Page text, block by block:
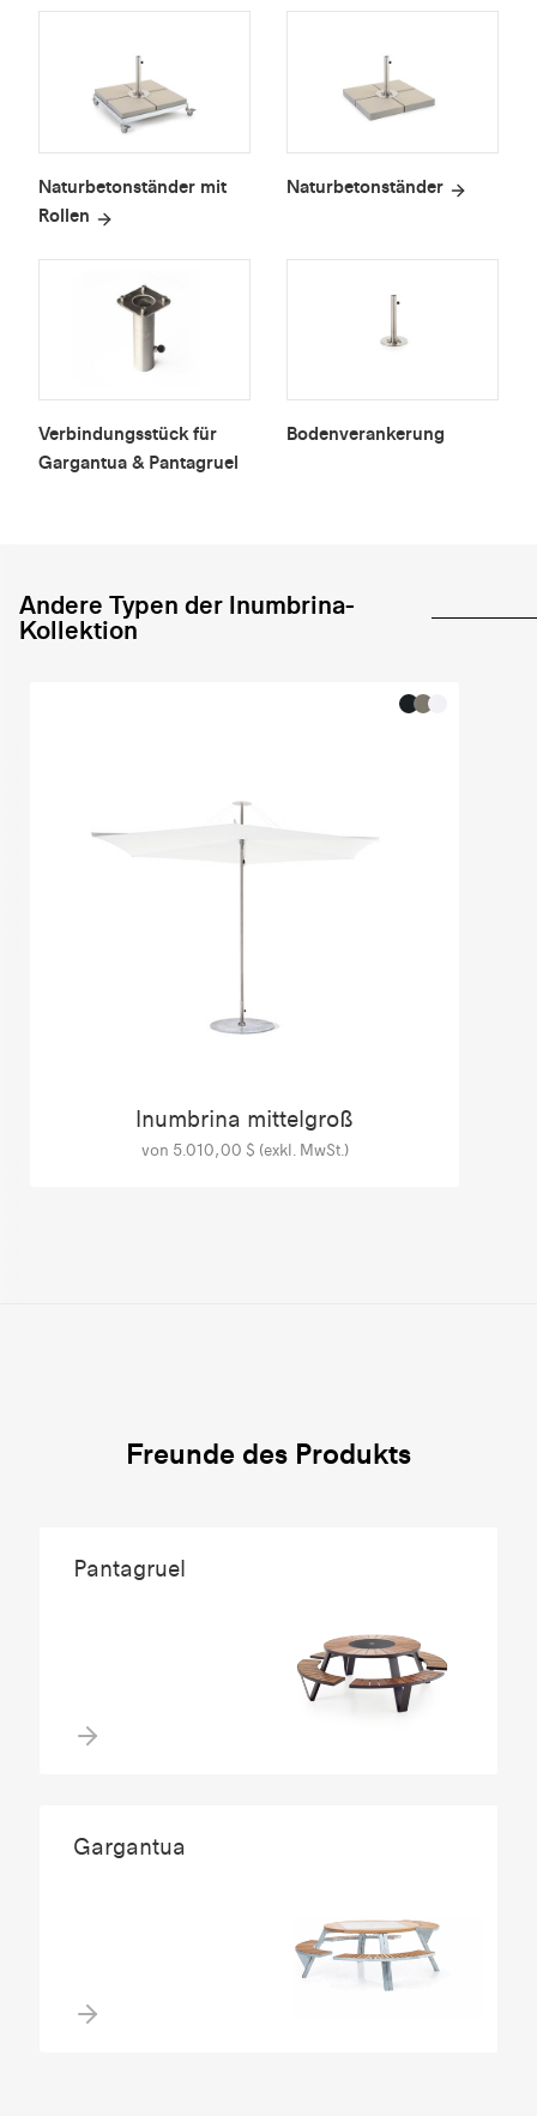
Naturbetonständer mit
Rollen
Naturbetonständer
Verbindungsstück für
Gargantua & Pantagruel
Bodenverankerung
Andere Typen der Inumbrina-
Kollektion
Inumbrina mittelgroß
von 5.010,00 $ (exkl. MwSt.)
Freunde des Produkts
Pantagruel
Gargantua